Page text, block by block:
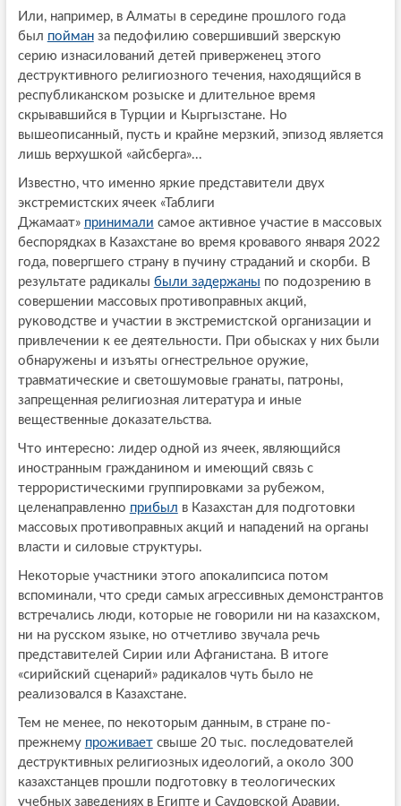
Или, например, в Алматы в середине прошлого года
был пойманза педофилию совершивший зверскую
серию изнасилований детей приверженец этого
деструктивного религиозного течения, находящийся в
республиканском розыске и длительное время
скрывавшийся в Турции и Кыргызстане. Но
вышеописанный, пусть и крайне мерзкий, эпизод является
лишь верхушкой «айсберга»...
Известно, что именно яркие представители двух
экстремистских ячеек «Таблиги
Джамаат» принимали самое активное участие в массовых
беспорядках в Казахстане во время кровавого января 2022
года, повергшего страну в пучину страданий и скорби. В
результате радикалы были задержаны по подозрению в
совершении массовых противоправных акций,
руководстве и участии в экстремистской организации и
привлечении к ее деятельности. При обысках у них были
обнаружены и изъяты огнестрельное оружие,
травматические и светошумовые гранаты, патроны,
запрещенная религиозная литература и иные
вещественные доказательства.
Что интересно: лидер одной из ячеек, являющийся
иностранным гражданином и имеющий связь с
террористическими группировками за рубежом,
целенаправленно прибыл в Казахстан для подготовки
массовых противоправных акций и нападений на органы
власти и силовые структуры.
Некоторые участники этого апокалипсиса потом
вспоминали, что среди самых агрессивных демонстрантов
встречались люди, которые не говорили ни на казахском,
ни на русском языке, но отчетливо звучала речь
представителей Сирии или Афганистана. В итоге
«сирийский сценарий» радикалов чуть было не
реализовался в Казахстане.
Тем не менее, по некоторым данным, в стране по-
прежнему проживаетсвыше 20 тыс. последователей
деструктивных религиозных идеологий, а около 300
казахстанцев прошли подготовку в теологических
учебных заведениях в Египте и Саудовской Аравии.